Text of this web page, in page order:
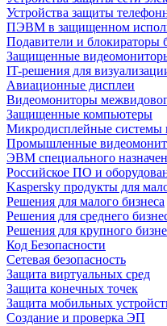
Устройства защиты
ПЭВМ в защищенном
Подавители и блокираторы
Защищенные
IT-решения для
Авиационные дисплеи
Видеомониторы
Защищенные компьютеры
Микродисплейные системы
Промышленные
ЭВМ специального
Российское ПО и
Kaspersky продукты для
Решения для малого бизнеса
Решения для среднего
Решения для крупного
Код Безопасности
Сетевая безопасность
Защита виртуальных сред
Защита конечных точек
Защита мобильных
Создание и проверка ЭП